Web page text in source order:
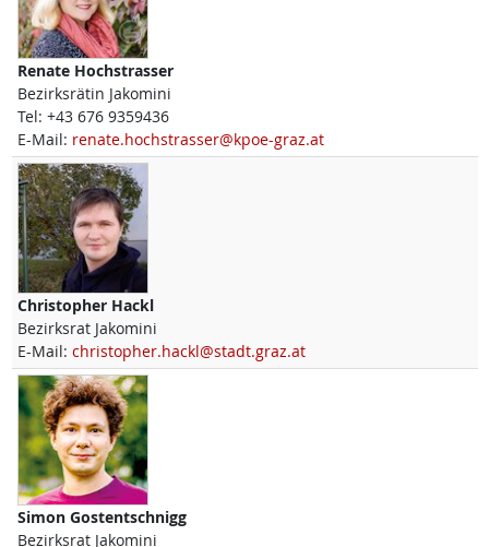
Renate Hochstrasser
Bezirksrätin Jakomini
Tel: +43 676 9359436
E-Mail: renate.hochstrasser@kpoe-graz.at
Christopher Hackl
Bezirksrat Jakomini
E-Mail: christopher.hackl@stadt.graz.at
Simon Gostentschnigg
Bezirksrat Jakomini